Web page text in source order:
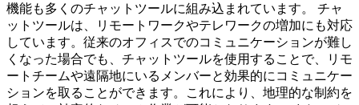
機能も多くのチャットツールに組み込まれています。 チャ
ットツールは、リモートワークやテレワークの増加にも対応
しています。従来のオフィスでのコミュニケーションが難し
くなった場合でも、チャットツールを使用することで、リモ
ートチームや遠隔地にいるメンバーと効果的にコミュニケー
ションを取ることができます。これにより、地理的な制約を